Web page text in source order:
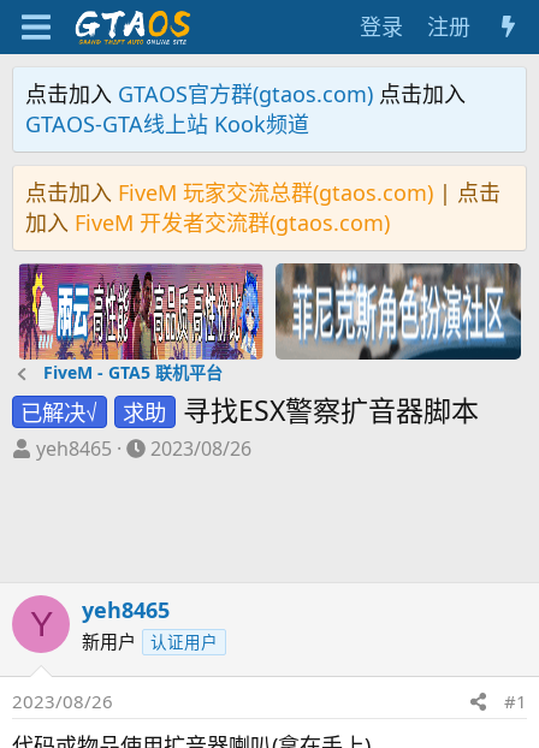
登录 注册
点击加入 GTAOS官方群(gtaos.com) 点击加入
GTAOS-GTA线上站 Kook频道
点击加入 FiveM 玩家交流总群(gtaos.com) | 点击
加入 FiveM 开发者交流群(gtaos.com)
FiveM - GTA5 联机平台
已解决√ 求助 寻找ESX警察扩音器脚本
主
yeh8465
开
2023/08/26
Y yeh8465
新用户 认证用户
2023/08/26 #1